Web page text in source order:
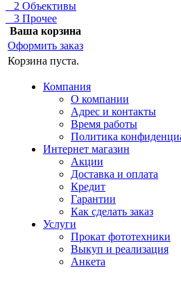
2 Объективы
3 Прочее
Ваша корзина
Оформить заказ
Корзина пуста.
Компания
О компании
Адрес и контакты
Время работы
Политика
Интернет магазин
Акции
Доставка и оплата
Кредит
Гарантии
Как сделать заказ
Услуги
Прокат фототехники
Выкуп и реализация
Анкета